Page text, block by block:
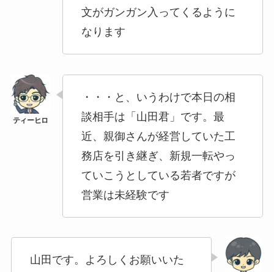
文がガンガン入ってくるように
なります
・・・と、いうわけで本日の相
談相手は「山田君」です。最
近、親御さんが経営していた工
務店を引き継ぎ、新規一転やっ
ていこうとしている若者ですが
営業は未経験です
山田です。よろしくお願いいた